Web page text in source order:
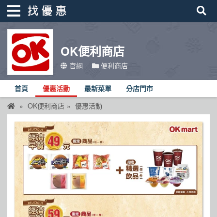
OK便利商店
官網 便利商店
首頁 優惠活動 最新菜單 分店門市
OK便利商店 優惠活動
找優惠
首頁
優惠活動
折價卷
線上DM
找菜單
品牌總覽